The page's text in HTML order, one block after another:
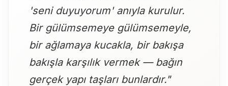
'seni duyuyorum' anıyla kurulur.
Bir gülümsemeye gülümsemeyle,
bir ağlamaya kucakla, bir bakışa
bakışla karşılık vermek — bağın
gerçek yapı taşları bunlardır."